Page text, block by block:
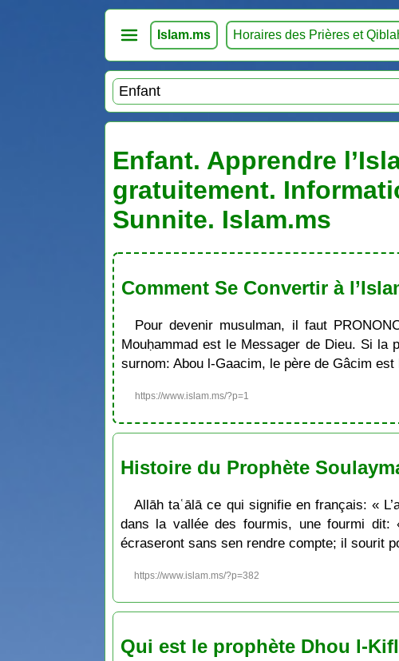
Islam.ms Horaires des Prières et
Enfant. Apprendre
gratuitement.
Sunnite. Islam.ms
Comment Se Convertir à
Pour devenir musulman, il faut
Mouḥammad est le Messager de Dieu. Si la
surnom: Abou l-Gaacim, le père de Gâcim
https://www.islam.ms/?p=1
Histoire du Prophète
Allāh taʿālā ce qui signifie en français: «
dans la vallée des fourmis, une fourmi
écraseront sans sen rendre compte; il sourit
https://www.islam.ms/?p=382
Qui est le prophète Dhou l-Kifl